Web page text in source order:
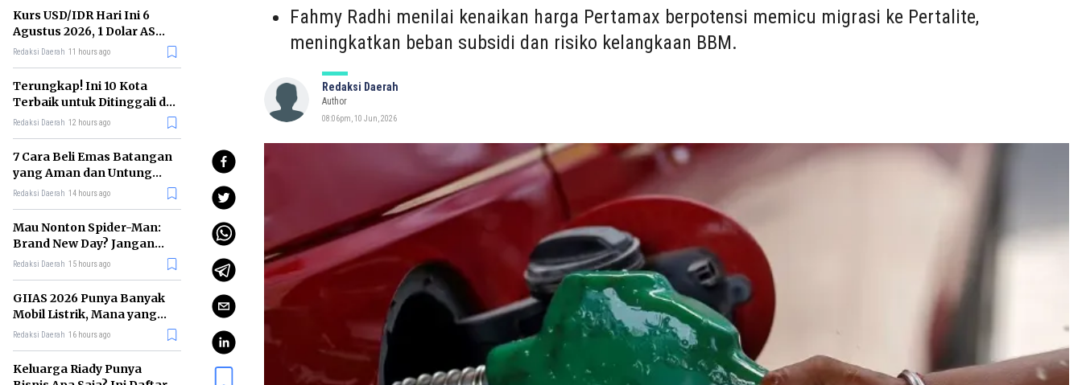
Kurs USD/IDR Hari Ini 6
Agustus 2026, 1 Dolar AS
Kini Berapa Rupiah?
Redaksi Daerah 11 hours ago
Terungkap! Ini 10 Kota
Terbaik untuk Ditinggali di
Dunia Tahun 2026
Redaksi Daerah 12 hours ago
7 Cara Beli Emas Batangan
yang Aman dan Untung
untuk Pemula
Redaksi Daerah 14 hours ago
Mau Nonton Spider-Man:
Brand New Day? Jangan
Lewatkan 6 Film Penting
Redaksi Daerah 15 hours ago
GIIAS 2026 Punya Banyak
Mobil Listrik, Mana yang
Cocok untuk Gaji Rp10 Juta?
Redaksi Daerah 16 hours ago
Keluarga Riady Punya
Fahmy Radhi menilai kenaikan harga Pertamax berpotensi memicu migrasi ke Pertalite,
meningkatkan beban subsidi dan risiko kelangkaan BBM.
Redaksi Daerah
Author
08:06pm, 10 Jun, 2026